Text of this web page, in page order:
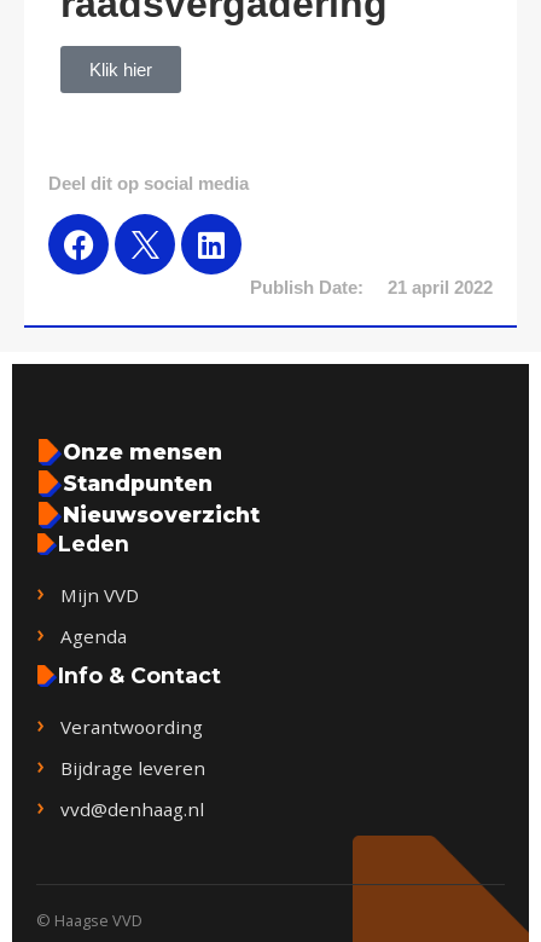
Klik hier
Deel dit op social media
Publish Date: 21 april 2022
Onze mensen
Standpunten
Nieuwsoverzicht
Leden
Mijn VVD
Agenda
Info & Contact
Verantwoording
Bijdrage leveren
vvd@denhaag.nl
© Haagse VVD